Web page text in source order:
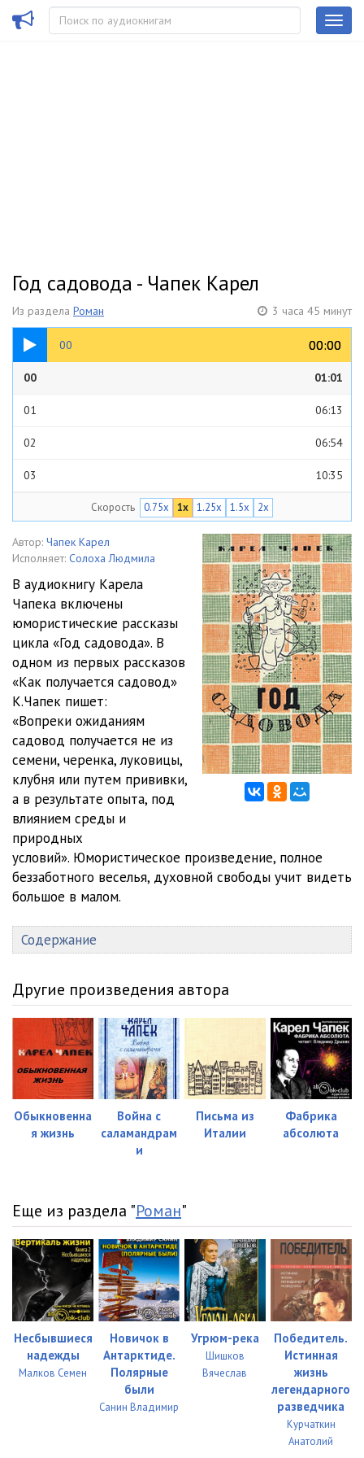
Год садовода - Чапек Карел
Из раздела Роман 3 часа 45 минут
00 00:00
00:00
01:01
00 01:01
01 06:13
02 06:54
03 10:35
05 08:44
08:20
07 10:15
08 06:32
09 10:03
10 06:34
11 12:31
12 06:30
13
14
15 10:09
16
17 12:01
19
07:49
21 10:24
06:06
26 07:19
Скорость 0.75x 1x 1.25x 1.5x 2x
Автор: Чапек Карел
Исполняет: Солоха Людмила
В аудиокнигу Карела
Чапека включены
юмористические рассказы
цикла «Год садовода». В
одном из первых рассказов
«Как получается садовод»
К.Чапек пишет:
«Вопреки ожиданиям
садовод получается не из
семени, черенка, луковицы,
клубня или путем прививки,
а в результате опыта, под
влиянием среды и
природных
условий». Юмористическое произведение, полное
беззаботного веселья, духовной свободы учит видеть
большое в малом.
Содержание
Другие произведения автора
Обыкновенна
я жизнь
Война с
саламандрам
и
Письма из
Италии
Фабрика
абсолюта
Еще из раздела "Роман"
Несбывшиеся
надежды
Малков Семен
Новичок в
Антарктиде.
Полярные
были
Санин Владимир
Угрюм-река
Шишков
Вячеслав
Победитель.
Истинная
жизнь
легендарного
разведчика
Курчаткин
Анатолий